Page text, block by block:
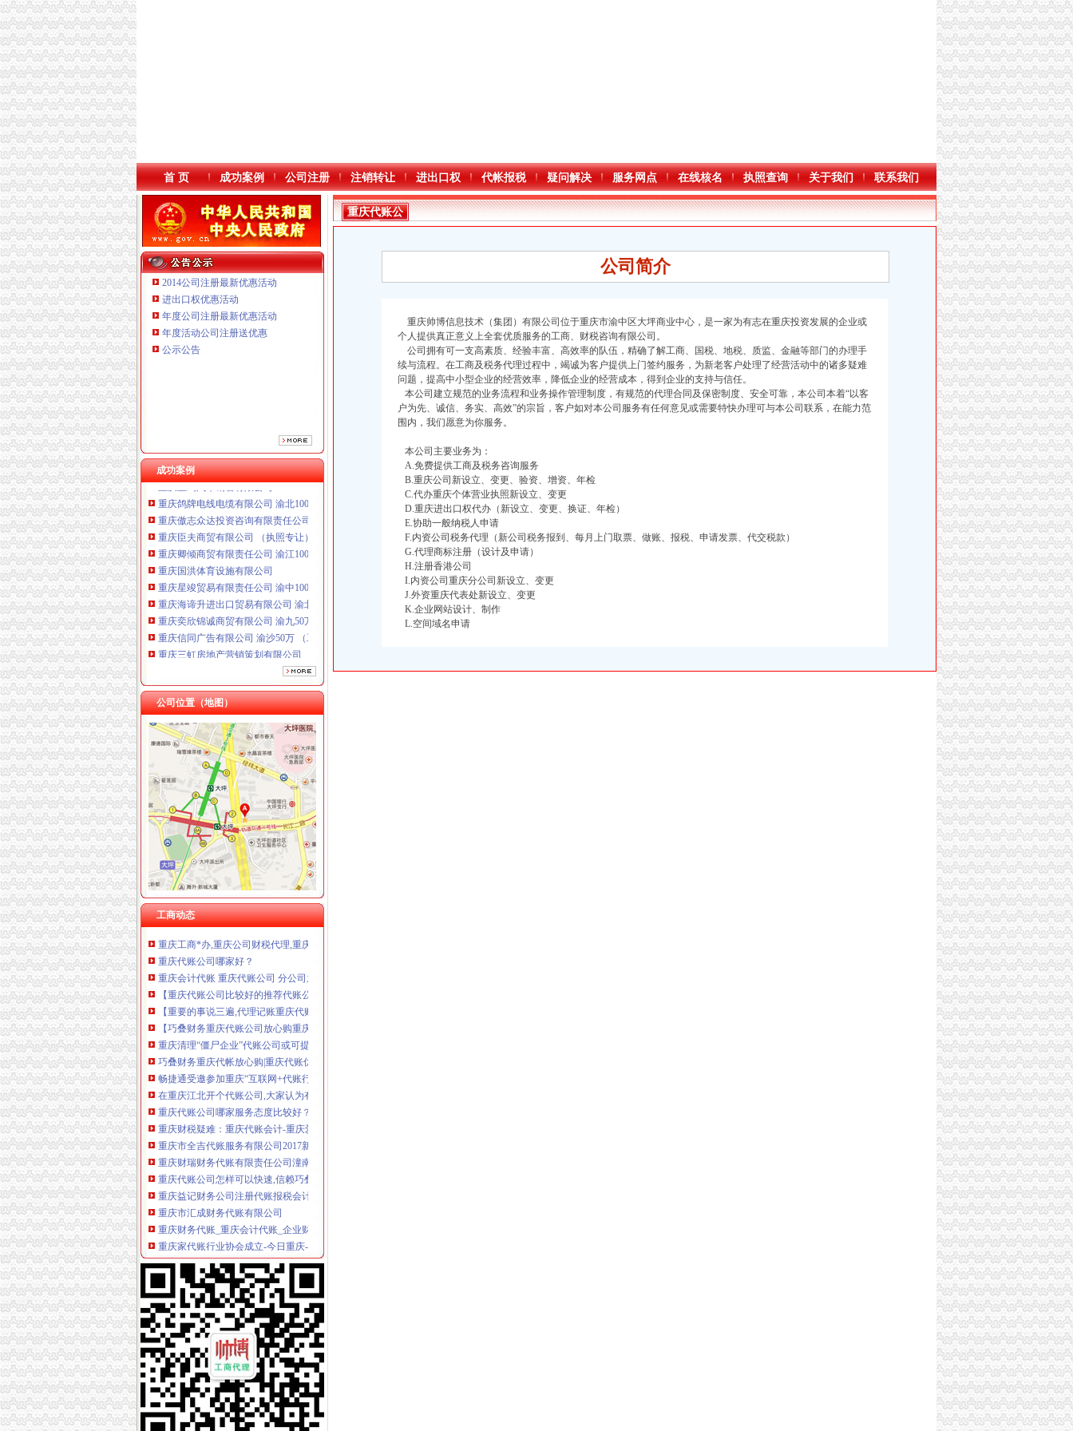
本站导航
首 页 成功案例 公司注册 注销转让 进出口权 代帐报税 疑问解决 服务网点 在线核名 执照查询 关于我们 联系我们
2014公司注册最新优惠活动
进出口权优惠活动
年度公司注册最新优惠活动
年度活动公司注册送优惠
公示公告
成功案例
重庆鸽牌电线电缆有限公司 渝北10010万 (进出口权)
重庆傲志众达投资咨询有限责任公司 渝九1000万 （增资）
重庆臣夫商贸有限公司 （执照专让）
重庆卿倾商贸有限责任公司 渝江100万 （工商注册）
重庆国洪体育设施有限公司
重庆星竣贸易有限责任公司 渝中100万 （进出口权）
重庆海谛升进出口贸易有限公司 渝北100万 （进出口权）
重庆奕欣锦诚商贸有限公司 渝九50万 （工商注册）
重庆信同广告有限公司 渝沙50万 （工商注册）
重庆三虹房地产营销策划有限公司
重庆宝鹰汽车销售有限公司
重庆鸽牌电线电缆有限公司 渝北10010万 (进出口权)
重庆傲志众达投资咨询有限责任公司 渝九1000万 （增资）
重庆臣夫商贸有限公司 （执照专让）
重庆卿倾商贸有限责任公司 渝江100万 （工商注册）
重庆国洪体育设施有限公司
重庆星竣贸易有限责任公司 渝中100万 （进出口权）
重庆海谛升进出口贸易有限公司 渝北100万 （进出口权）
重庆奕欣锦诚商贸有限公司 渝九50万 （工商注册）
重庆信同广告有限公司 渝沙50万 （工商注册）
重庆三虹房地产营销策划有限公司
重庆宝鹰汽车销售有限公司
公司位置（地图）
工商动态
重庆代账公司
重庆税务代账公司分享下岗离退职工有哪些新政策？-重庆商业街-重庆
重庆代账公司【两江新区吧】_百度贴吧
重庆代账公司【两江新区吧】_百度贴吧
【重庆齐齐会计代账公司】-主营：
【重庆沙坪坝代账公司】价格_厂家_图片-Hc360慧聪网
重庆代理公司记账,重庆代账,重庆代理纳税申报,重庆财税代理,重
重庆高启财务咨询有限公司重庆江北代账渝中代账重庆代账-经理-人和网
重庆代帐公司服务价格,重庆代账公司哪种品牌的好,选巧叠财务|
重庆代账公司教你如何轻松记账[好网角文章收]
重庆工商*办,重庆公司财税代理,重庆*办公司注册,重庆代账报税-
重庆代账公司哪家好？
重庆会计代账 重庆代账公司 分公司之间的这些税务问题,一定得关
【重庆代账公司比较好的推荐代账公司会计代帐会计服务财务管理财
【重要的事说三遍,代理记账重庆代账公司重庆代帐公司就选】价
【巧叠财务重庆代账公司放心购重庆代帐公司优惠享不停】价格,
重庆清理“僵尸企业”代账公司或可提供小微企清单-新华网重庆频道
巧叠财务重庆代帐放心购|重庆代账优惠享不停！【今日推荐网】
畅捷通受邀参加重庆“互联网+代账行业研讨会”-小熊在线-企业频道
在重庆江北开个代账公司,大家认为有前景吗？_重庆_天涯论坛_天涯
重庆代账公司哪家服务态度比较好？合开展税务筹划的三个路径-灌
重庆财税疑难：重庆代账会计-重庆爱问分类
重庆市全吉代账服务有限公司2017新招聘信息_电话_地址-58企业
重庆财瑞财务代账有限责任公司潼南县分公司
重庆代账公司怎样可以快速,信赖巧叠财务,售后有保障【今日推荐网】
重庆益记财务公司注册代账报税会计代帐重庆公司注册今题网
重庆市汇成财务代账有限公司
重庆财务代账_重庆会计代账_企业财务代账-重庆财务代帐公司
重庆家代账行业协会成立-今日重庆-华龙网
重庆代账公司哪家好？重庆工商年检办理价格贵吗？？
重庆会计代账价格便宜的公司-爱喇叭网
重庆会计代账公司哪家专业负责-直辖市重庆其他服务信息
重庆代账公司市场前景广阔,巧叠财务着力造一体化的重庆代理记价
巧叠财务重庆代账,行业一流的重庆会计代账价格及报价-机电商网
搜下[金牌书网]重庆代账公司资料下载-地产智库-新浪地产网
重庆渝中区哪家代账公司好请代覃娜工商咨询-商务服务-水母网
【2017年重庆洺源代账服务有限公司新招聘信息_电话_地址】-赶集网
关于我们_重庆代账公司
重庆会计代账公司-商务服务-滨州媒网
重庆铭美代账公司,2017重庆铭美代账公司新招聘信息_招聘信息分
重庆代账公
司
公司简介
重庆帅博信息技术（集团）有限公司 位于重庆市渝中区大坪商业中心，是一家为有志在重庆投资发展的企业或
个人提供真正意义上全套优质服务的工商、财税咨询有限公司。
公司拥有可一支高素质、经验丰富、高效率的队伍，精确了解工商、国税、地税、质监、金融等部门的办理手
续与流程。在工商及税务代理过程中，竭诚为客户提供上门签约服务，为新老客户处理了经营活动中的诸多疑难
问题，提高中小型企业的经营效率，降低企业的经营成本，得到企业的支持与信任。
本公司建立规范的业务流程和业务操作管理制度，有规范的代理合同及保密制度、安全可靠，本公司本着“以客
户为先、诚信、务实、高效”的宗旨，客户如对本公司服务有任何意见或需要特快办理可与本公司联系，在能力范
围内，我们愿意为你服务。
本公司主要业务为：
A.免费提供工商及税务咨询服务
B.重庆公司新设立、变更、验资、增资、年检
C.代办重庆个体营业执照新设立、变更
D.重庆进出口权代办（新设立、变更、换证、年检）
E.协助一般纳税人申请
F.内资公司税务代理（新公司税务报到、每月上门取票、做账、报税、申请发票、代交税款）
G.代理商标注册（设计及申请）
H.注册香港公司
I.内资公司重庆分公司新设立、变更
J.外资重庆代表处新设立、变更
K.企业网站设计、制作
L.空间域名申请